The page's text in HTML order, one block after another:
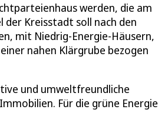
werden, die am
Kreisstadt soll nach den
mit Niedrig-Energie-Häusern,
nahen Klärgrube bezogen
und umweltfreundliche
Für die grüne Energie